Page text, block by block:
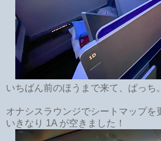
いちばん前のほうまで来て、ぱっち。
オナシスラウンジでシートマップを
いきなり 1A が空きました！